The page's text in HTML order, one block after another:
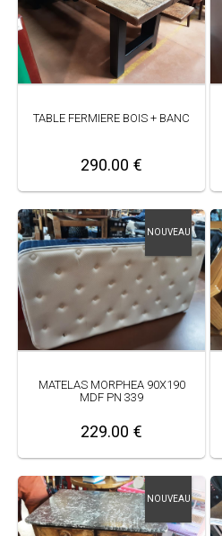
TABLE FERMIERE BOIS + BANC
290.00 €
NOUVEAU
MATELAS MORPHEA 90X190
MDF PN 339
229.00 €
NOUVEAU